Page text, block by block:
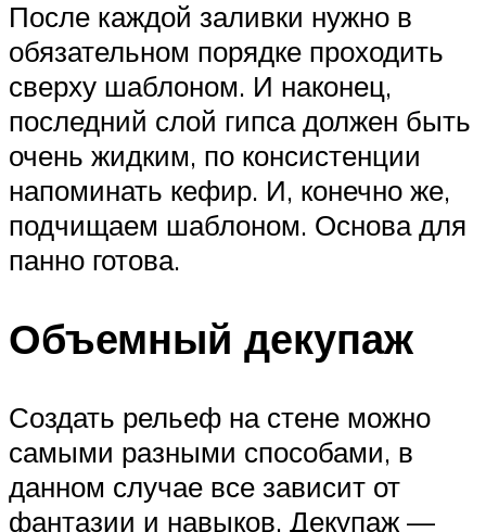
После каждой заливки нужно в
обязательном порядке проходить
сверху шаблоном. И наконец,
последний слой гипса должен быть
очень жидким, по консистенции
напоминать кефир. И, конечно же,
подчищаем шаблоном. Основа для
панно готова.
Объемный декупаж
Создать рельеф на стене можно
самыми разными способами, в
данном случае все зависит от
фантазии и навыков. Декупаж —